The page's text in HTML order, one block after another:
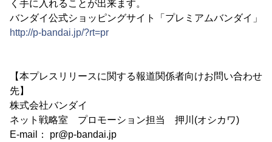
く手に入れることが出来ます。
バンダイ公式ショッピングサイト「プレミアムバンダイ」
http://p-bandai.jp/?rt=pr
【本プレスリリースに関する報道関係者向けお問い合わせ
先】
株式会社バンダイ
ネット戦略室 プロモーション担当 押川(オシカワ)
E-mail： pr@p-bandai.jp